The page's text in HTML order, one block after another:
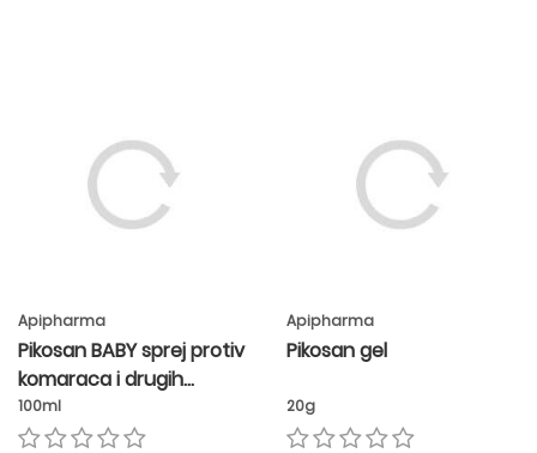
Apipharma
Pikosan BABY sprej protiv
komaraca i drugih
insekata
100ml
Apipharma
Pikosan gel
20g